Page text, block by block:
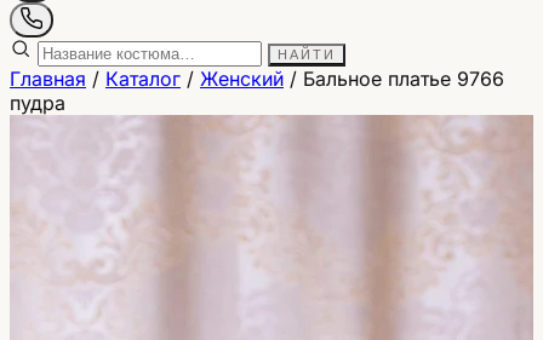
НАЙТИ
Главная / Каталог / Женский / Бальное платье 9766
пудра